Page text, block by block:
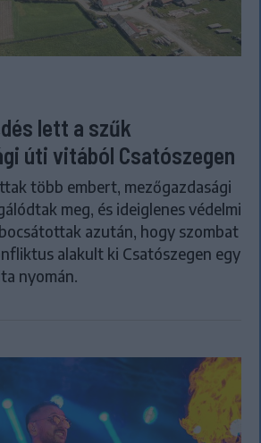
lett a szűk
úti vitából Csatószegen
több embert, mezőgazdasági
meg, és ideiglenes védelmi
azután, hogy szombat
alakult ki Csatószegen egy
nyomán.